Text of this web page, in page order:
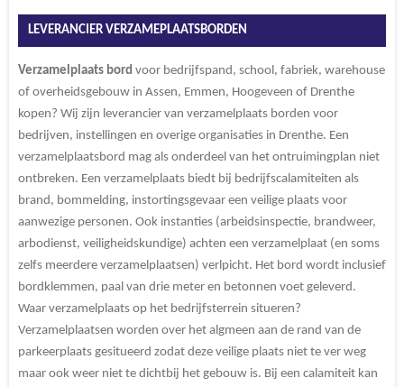
LEVERANCIER VERZAMEPLAATSBORDEN
Verzamelplaats bord voor bedrijfspand, school, fabriek, warehouse
of overheidsgebouw in Assen, Emmen, Hoogeveen of Drenthe
kopen? Wij zijn leverancier van verzamelplaats borden voor
bedrijven, instellingen en overige organisaties in Drenthe. Een
verzamelplaatsbord mag als onderdeel van het ontruimingplan niet
ontbreken. Een verzamelplaats biedt bij bedrijfscalamiteiten als
brand, bommelding, instortingsgevaar een veilige plaats voor
aanwezige personen. Ook instanties (arbeidsinspectie, brandweer,
arbodienst, veiligheidskundige) achten een verzamelplaat (en soms
zelfs meerdere verzamelplaatsen) verlpicht. Het bord wordt inclusief
bordklemmen, paal van drie meter en betonnen voet geleverd.
Waar verzamelplaats op het bedrijfsterrein situeren?
Verzamelplaatsen worden over het algmeen aan de rand van de
parkeerplaats gesitueerd zodat deze veilige plaats niet te ver weg
maar ook weer niet te dichtbij het gebouw is. Bij een calamiteit kan